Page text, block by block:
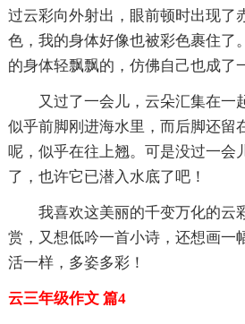
过云彩向外射出，眼前顿时出现了
色，我的身体好像也被彩色裹住了
的身体轻飘飘的，仿佛自己也成了
又过了一会儿，云朵汇集在一
似乎前脚刚进海水里，而后脚还留
呢，似乎在往上翘。可是没过一会
了，也许它已潜入水底了吧！
我喜欢这美丽的千变万化的云
赏，又想低吟一首小诗，还想画一
活一样，多姿多彩！
云三年级作文 篇4